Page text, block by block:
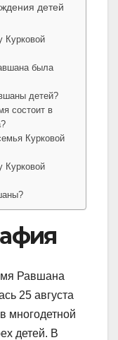
детей
Курковой
была
детей?
состоит в
Курковой
Курковой
Равшана
25 августа
многодетной
детей. В